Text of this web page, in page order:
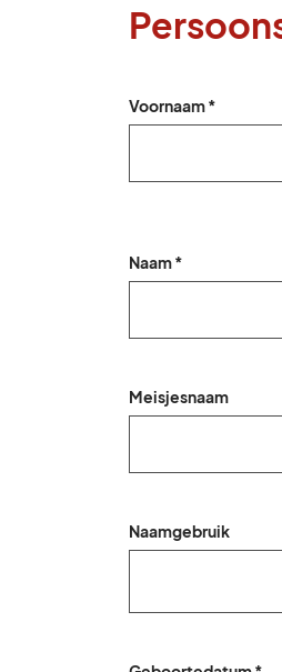
Voornaam *
Naam *
Meisjesnaam
Naamgebruik